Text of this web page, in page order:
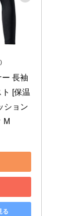
長袖
[保温
ション
M
る